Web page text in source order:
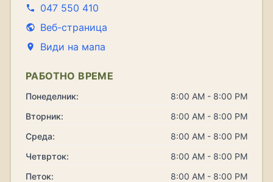
047 550 410
Веб-страница
Види на мапа
РАБОТНО ВРЕМЕ
Понеделник:
8:00 AM - 8:00 PM
Вторник:
8:00 AM - 8:00 PM
Среда:
8:00 AM - 8:00 PM
Четврток:
8:00 AM - 8:00 PM
Петок:
8:00 AM - 8:00 PM